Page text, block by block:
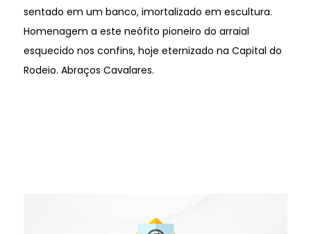
sentado em um banco, imortalizado em escultura.
Homenagem a este neófito pioneiro do arraial
esquecido nos confins, hoje eternizado na Capital do
Rodeio. Abraços Cavalares.